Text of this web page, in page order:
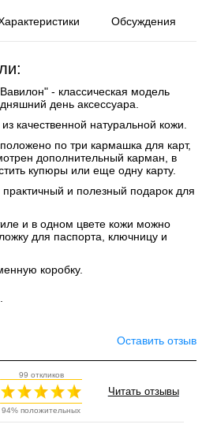
Обсуждения
- классическая модель
день аксессуара.
качественной натуральной кожи.
по три кармашка для карт,
дополнительный карман, в
купюры или еще одну карту.
и полезный подарок для
и в одном цвете кожи можно
для паспорта, ключницу и
коробку.
.
Оставить отзыв
99 откликов
94% положительных
Читать отзывы